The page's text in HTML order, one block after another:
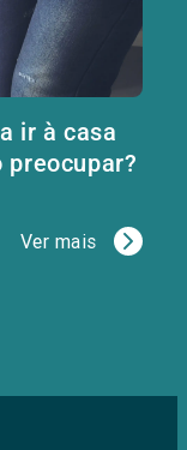
ir à casa
preocupar?
Ver mais